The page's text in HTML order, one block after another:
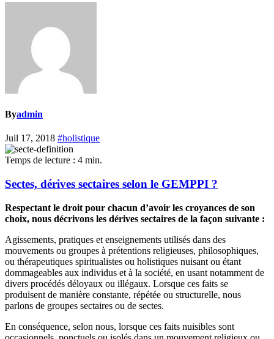
Byadmin
Juil 17, 2018 #holistique
Temps de lecture : 4 min.
Sectes, dérives sectaires selon le GEMPPI ?
Respectant le droit pour chacun d’avoir les croyances de son
choix, nous décrivons les dérives sectaires de la façon suivante :
Agissements, pratiques et enseignements utilisés dans des
mouvements ou groupes à prétentions religieuses, philosophiques,
ou thérapeutiques spiritualistes ou holistiques nuisant ou étant
dommageables aux individus et à la société, en usant notamment de
divers procédés déloyaux ou illégaux. Lorsque ces faits se
produisent de manière constante, répétée ou structurelle, nous
parlons de groupes sectaires ou de sectes.
En conséquence, selon nous, lorsque ces faits nuisibles sont